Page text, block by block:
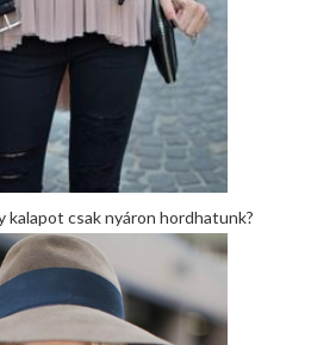
kalapot csak nyáron hordhatunk?